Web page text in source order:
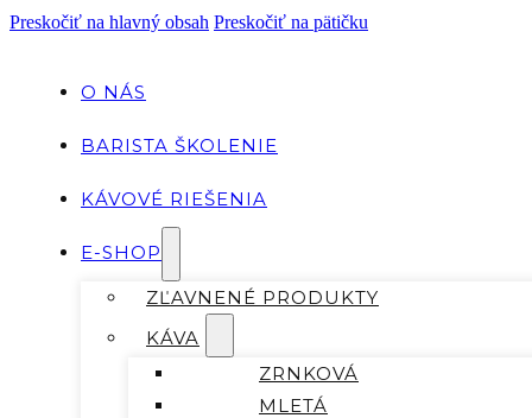
Preskočiť na hlavný obsah Preskočiť na pätičku
O NÁS
BARISTA ŠKOLENIE
KÁVOVÉ RIEŠENIA
E-SHOP
ZĽAVNENÉ PRODUKTY
KÁVA
ZRNKOVÁ
MLETÁ